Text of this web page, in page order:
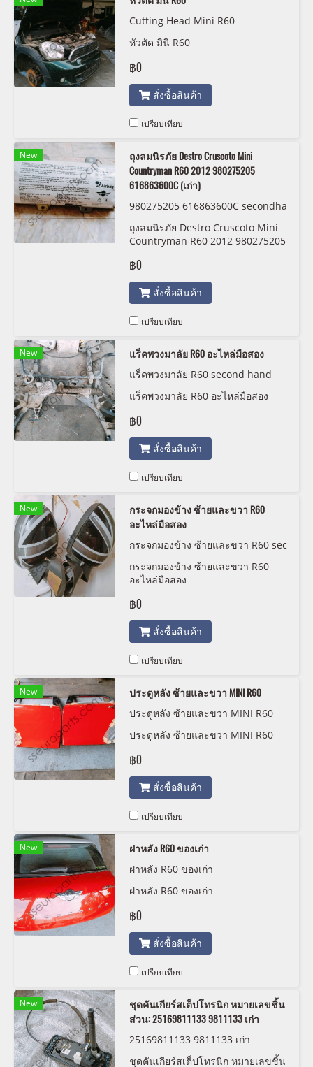
Cutting Head Mini R60
หัวตัด มินิ R60
฿0
สั่งซื้อสินค้า
เปรียบเทียบ
New
ถุงลมนิรภัย Destro Cruscoto Mini
Countryman R60 2012 980275205
616863600C (เก่า)
980275205 616863600C secondha
ถุงลมนิรภัย Destro Cruscoto Mini
Countryman R60 2012 980275205
฿0
สั่งซื้อสินค้า
เปรียบเทียบ
New
แร็คพวงมาลัย R60 อะไหล่มือสอง
แร็คพวงมาลัย R60 second hand
แร็คพวงมาลัย R60 อะไหล่มือสอง
฿0
สั่งซื้อสินค้า
เปรียบเทียบ
New
กระจกมองข้าง ซ้ายและขวา R60
อะไหล่มือสอง
กระจกมองข้าง ซ้ายและขวา R60 sec
กระจกมองข้าง ซ้ายและขวา R60
อะไหล่มือสอง
฿0
สั่งซื้อสินค้า
เปรียบเทียบ
New
ประตูหลัง ซ้ายและขวา MINI R60
ประตูหลัง ซ้ายและขวา MINI R60
ประตูหลัง ซ้ายและขวา MINI R60
฿0
สั่งซื้อสินค้า
เปรียบเทียบ
New
ฝาหลัง R60 ของเก่า
ฝาหลัง R60 ของเก่า
ฝาหลัง R60 ของเก่า
฿0
สั่งซื้อสินค้า
เปรียบเทียบ
New
ชุดคันเกียร์สเต็ปโทรนิก หมายเลขชิ้น
ส่วน: 25169811133 9811133 เก่า
25169811133 9811133 เก่า
ชุดคันเกียร์สเต็ปโทรนิก หมายเลขชิ้น